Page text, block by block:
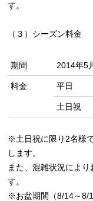
す。
（３）シーズン料金
期間 2014年5
料金 平日
土日祝
※土日祝に限り2名様
します。
また、混雑状況によ
す。
※お盆期間（8/14～8/